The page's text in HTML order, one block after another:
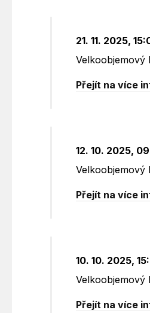
21. 11. 2025,
Velkoobjemový
Přejít na více
12. 10. 2025,
Velkoobjemový
Přejít na více
10. 10. 2025,
Velkoobjemový
Přejít na více